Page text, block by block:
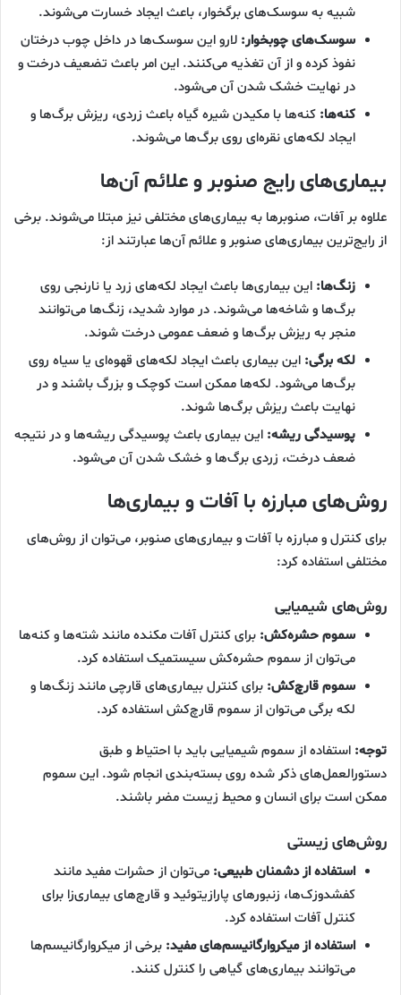
شبیه به سوسک‌های برگخوار، باعث ایجاد خسارت می‌شوند.
سوسک‌های چوبخوار: لارو این سوسک‌ها در داخل چوب درختان
نفوذ کرده و از آن تغذیه می‌کنند. این امر باعث تضعیف درخت و
در نهایت خشک شدن آن می‌شود.
کنه‌ها: کنه‌ها با مکیدن شیره گیاه باعث زردی، ریزش برگ‌ها و
ایجاد لکه‌های نقره‌ای روی برگ‌ها می‌شوند.
بیماری‌های رایج صنوبر و علائم آن‌ها
علاوه بر آفات، صنوبرها به بیماری‌های مختلفی نیز مبتلا می‌شوند. برخی
از رایج‌ترین بیماری‌های صنوبر و علائم آن‌ها عبارتند از:
زنگ‌ها: این بیماری‌ها باعث ایجاد لکه‌های زرد یا نارنجی روی
برگ‌ها و شاخه‌ها می‌شوند. در موارد شدید، زنگ‌ها می‌توانند
منجر به ریزش برگ‌ها و ضعف عمومی درخت شوند.
لکه برگی: این بیماری باعث ایجاد لکه‌های قهوه‌ای یا سیاه روی
برگ‌ها می‌شود. لکه‌ها ممکن است کوچک و بزرگ باشند و در
نهایت باعث ریزش برگ‌ها شوند.
پوسیدگی ریشه: این بیماری باعث پوسیدگی ریشه‌ها و در نتیجه
ضعف درخت، زردی برگ‌ها و خشک شدن آن می‌شود.
روش‌های مبارزه با آفات و بیماری‌ها
برای کنترل و مبارزه با آفات و بیماری‌های صنوبر، می‌توان از روش‌های
مختلفی استفاده کرد:
روش‌های شیمیایی
سموم حشره‌کش: برای کنترل آفات مکنده مانند شته‌ها و کنه‌ها
می‌توان از سموم حشره‌کش سیستمیک استفاده کرد.
سموم قارچ‌کش: برای کنترل بیماری‌های قارچی مانند زنگ‌ها و
لکه برگی می‌توان از سموم قارچ‌کش استفاده کرد.
توجه: استفاده از سموم شیمیایی باید با احتیاط و طبق
دستورالعمل‌های ذکر شده روی بسته‌بندی انجام شود. این سموم
ممکن است برای انسان و محیط زیست مضر باشند.
روش‌های زیستی
استفاده از دشمنان طبیعی: می‌توان از حشرات مفید مانند
کفشدوزک‌ها، زنبورهای پارازیتوئید و قارچ‌های بیماری‌زا برای
کنترل آفات استفاده کرد.
استفاده از میکروارگانیسم‌های مفید: برخی از میکروارگانیسم‌ها
می‌توانند بیماری‌های گیاهی را کنترل کنند.